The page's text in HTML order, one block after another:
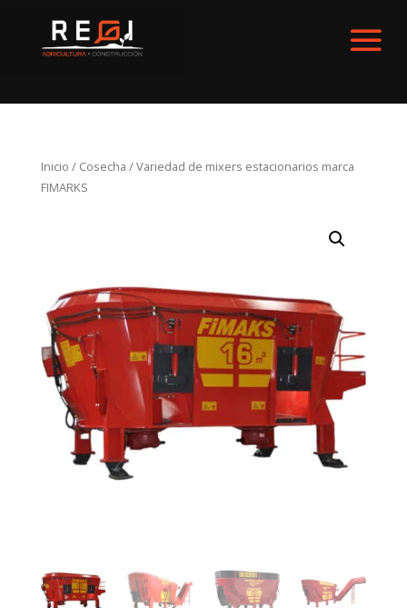
Inicio / Cosecha / Variedad de mixers estacionarios marca
FIMARKS